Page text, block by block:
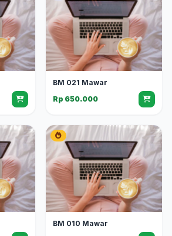
BM 021 Mawar
Rp 650.000
BM 010 Mawar